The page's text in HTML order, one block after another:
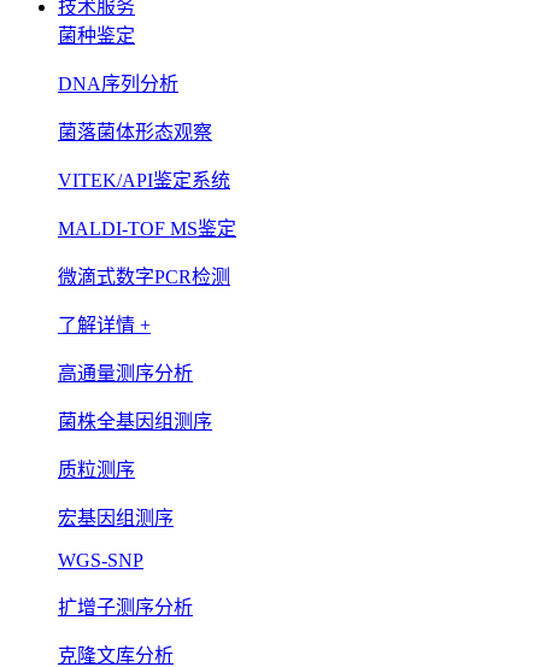
技术服务
菌种鉴定
DNA序列分析
菌落菌体形态观察
VITEK/API鉴定系统
MALDI-TOF MS鉴定
微滴式数字PCR检测
了解详情 +
高通量测序分析
菌株全基因组测序
质粒测序
宏基因组测序
WGS-SNP
扩增子测序分析
克隆文库分析